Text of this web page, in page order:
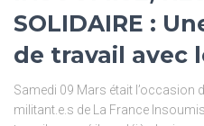
SOLIDAIRE :
de travail avec
Samedi 09 Mars était l’occasion
militant.e.s de La France